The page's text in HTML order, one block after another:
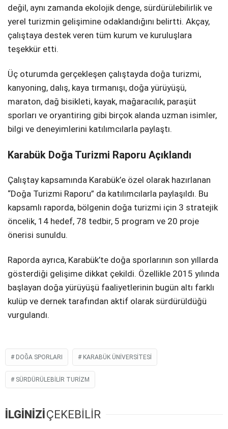
değil, aynı zamanda ekolojik denge, sürdürülebilirlik ve
yerel turizmin gelişimine odaklandığını belirtti. Akçay,
çalıştaya destek veren tüm kurum ve kuruluşlara
teşekkür etti.
Üç oturumda gerçekleşen çalıştayda doğa turizmi,
kanyoning, dalış, kaya tırmanışı, doğa yürüyüşü,
maraton, dağ bisikleti, kayak, mağaracılık, paraşüt
sporları ve oryantiring gibi birçok alanda uzman isimler,
bilgi ve deneyimlerini katılımcılarla paylaştı.
Karabük Doğa Turizmi Raporu Açıklandı
Çalıştay kapsamında Karabük’e özel olarak hazırlanan
“Doğa Turizmi Raporu” da katılımcılarla paylaşıldı. Bu
kapsamlı raporda, bölgenin doğa turizmi için 3 stratejik
öncelik, 14 hedef, 78 tedbir, 5 program ve 20 proje
önerisi sunuldu.
Raporda ayrıca, Karabük’te doğa sporlarının son yıllarda
gösterdiği gelişime dikkat çekildi. Özellikle 2015 yılında
başlayan doğa yürüyüşü faaliyetlerinin bugün altı farklı
kulüp ve dernek tarafından aktif olarak sürdürüldüğü
vurgulandı.
DOĞA SPORLARI KARABÜK ÜNIVERSITESI
SÜRDÜRÜLEBILIR TURIZM
İLGİNİZİ ÇEKEBİLİR